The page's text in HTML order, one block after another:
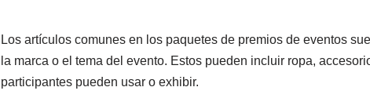
Los artículos comunes en los paquetes de premios de eventos
la marca o el tema del evento. Estos pueden incluir ropa,
participantes pueden usar o exhibir.